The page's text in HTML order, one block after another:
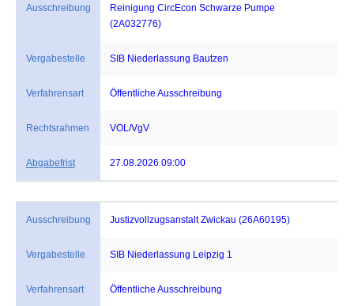
Ausschreibung
Reinigung CircEcon Schwarze Pumpe
(2A032776)
Vergabestelle SIB Niederlassung Bautzen
Verfahrensart Öffentliche Ausschreibung
Rechtsrahmen VOL/VgV
Abgabefrist 27.08.2026 09:00
Ausschreibung Justizvollzugsanstalt Zwickau (26A60195)
Vergabestelle SIB Niederlassung Leipzig 1
Verfahrensart Öffentliche Ausschreibung